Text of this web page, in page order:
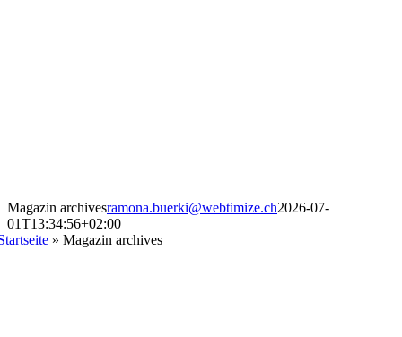
Magazin archivesramona.buerki@webtimize.ch2026-07-
01T13:34:56+02:00
»Magazin archives